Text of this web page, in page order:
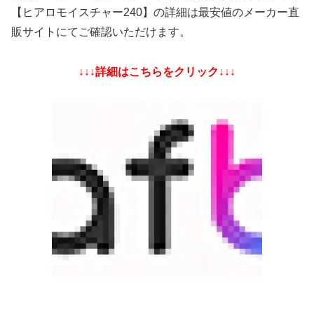
【ヒアロモイスチャー240】の詳細は最安値のメーカー直
販サイトにてご確認いただけます。
↓↓↓詳細はこちらをクリック↓↓↓